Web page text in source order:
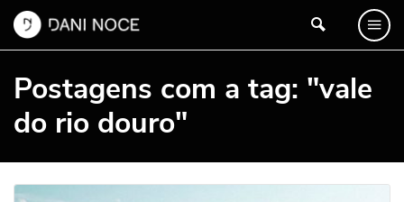
Postagens com a tag: "vale
do rio douro"